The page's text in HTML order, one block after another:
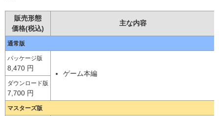
販売形態
価格(税込)
主な内容
通常版
パッケージ版
8,470 円
ゲーム本編
ダウンロード版
7,700 円
マスターズ版